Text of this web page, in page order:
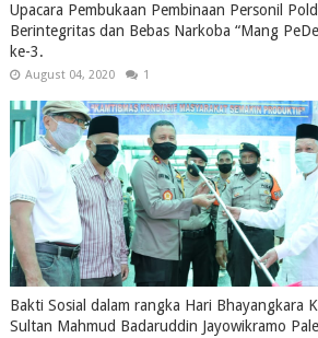
Upacara Pembukaan Pembinaan Personil
Berintegritas dan Bebas Narkoba “Mang
ke-3.
August 04, 2020 1
Bakti Sosial dalam rangka Hari Bhayangkara
Sultan Mahmud Badaruddin Jayowikramo